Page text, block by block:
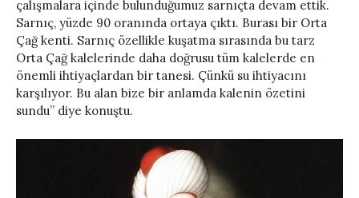
çalışmalara içinde bulunduğumuz sarnıçta devam ettik.
Sarnıç, yüzde 90 oranında ortaya çıktı. Burası bir Orta
Çağ kenti. Sarnıç özellikle kuşatma sırasında bu tarz
Orta Çağ kalelerinde daha doğrusu tüm kalelerde en
önemli ihtiyaçlardan bir tanesi. Çünkü su ihtiyacını
karşılıyor. Bu alan bize bir anlamda kalenin özetini
sundu” diye konuştu.